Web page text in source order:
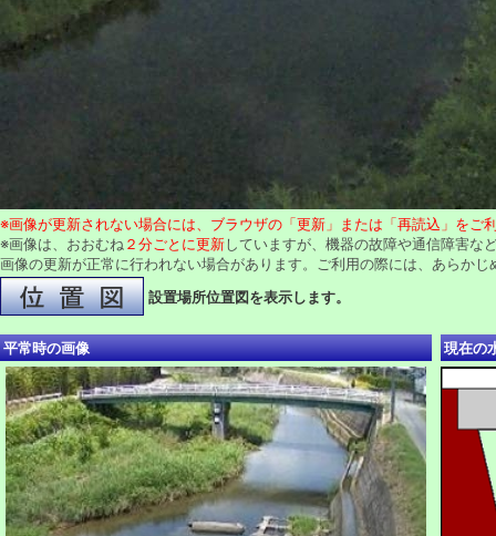
※画像が更新されない場合には、ブラウザの「更新」または「再読込」をご
※画像は、おおむね ２分ごとに更新していますが、機器の故障や通信障害な
画像の更新が正常に行われない場合があります。ご利用の際には、あらかじ
設置場所位置図を表示します。
平常時の画像 現在の